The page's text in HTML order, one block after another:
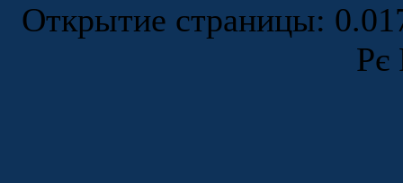
Открытие страницы:
Рє